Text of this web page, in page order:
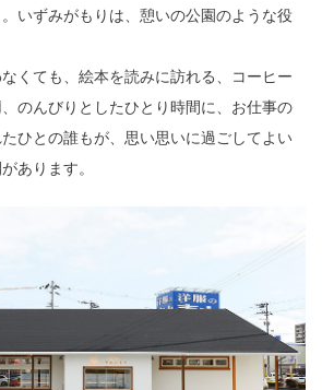
いずみがもりは、憩いの公園のような役
くても、絵本を読みに訪れる、コーヒー
のんびりとしたひとり時間に、お仕事の
ひとの誰もが、思い思いに過ごしてよい
あります。